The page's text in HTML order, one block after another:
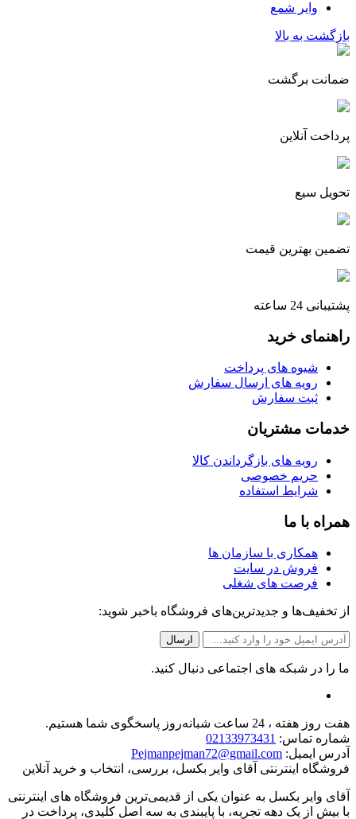
وایر شمع
بازگشت به بالا
ضمانت برگشت
پرداخت آنلاین
تحویل سیع
تضمین بهترین قیمت
پشتیبانی 24 ساعته
راهنمای خرید
شیوه های پرداخت
رویه های ارسال سفارش
ثبت سفارش
خدمات مشتریان
رویه های بازگرداندن کالا
حریم خصوصی
شرایط استفاده
همراه با ما
همکاری با سازمان ها
فروش در سایت
فرصت های شغلی
از تخفیف‌ها و جدیدترین‌های فروشگاه باخبر شوید:
ما را در شبکه های اجتماعی دنبال کنید.
هفت روز هفته ، 24 ساعت شبانه‌روز پاسخگوی شما هستیم.
شماره تماس: 02133973431
آدرس ایمیل: Pejmanpejman72@gmail.com
فروشگاه اینترنتی آقای وایر بکسل، بررسی، انتخاب و خرید آنلاین
آقای وایر بکسل به عنوان یکی از قدیمی‌ترین فروشگاه های اینترنتی
با بیش از یک دهه تجربه، با پایبندی به سه اصل کلیدی، پرداخت در